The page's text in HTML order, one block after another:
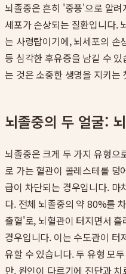
뇌졸중은 흔히 '중풍'으로 알
세포가 손상되는 질환입니다.
는 사령탑이기에, 뇌세포의 손
등 심각한 후유증을 남길 수
는 것은 소중한 생명을 지키는
뇌졸중의 두 얼굴:
뇌졸중은 크게 두 가지 유형으
로 가는 혈관이 콜레스테롤 덩
급이 차단되는 경우입니다. 마
다. 전체 뇌졸중의 약 80%를
출혈'로, 뇌혈관이 터지면서
경우입니다. 이는 수도관이 터
유할 수 있습니다. 두 유형 모
만, 원인이 다르기에 진단과